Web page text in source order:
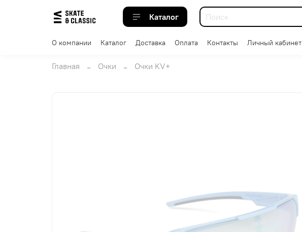
Каталог
О компании Каталог Доставка Оплата Контакты Личный кабинет
Главная Очки Очки KV+